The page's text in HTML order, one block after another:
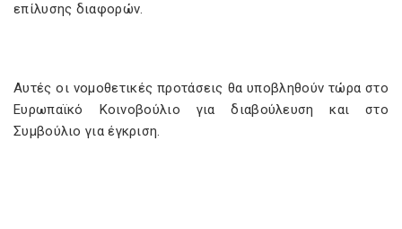
επίλυσης διαφορών.
Αυτές οι νομοθετικές προτάσεις θα υποβληθούν τώρα στο
Ευρωπαϊκό Κοινοβούλιο για διαβούλευση και στο
Συμβούλιο για έγκριση.